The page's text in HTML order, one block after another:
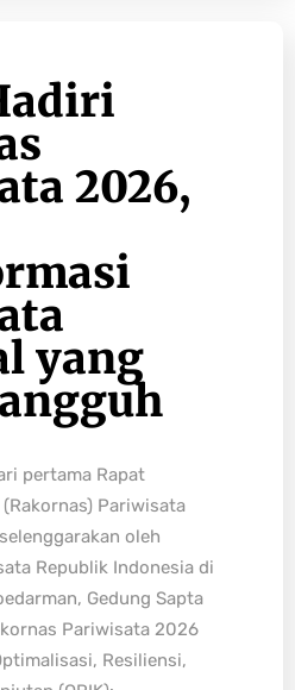
2026,
yang
pertama Rapat
Pariwisata
oleh
Republik Indonesia di
Gedung Sapta
Pariwisata 2026
Resiliensi,